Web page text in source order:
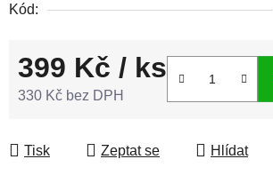
Kód:
399 Kč / ks
330 Kč bez DPH
Tisk Zeptat se Hlídat